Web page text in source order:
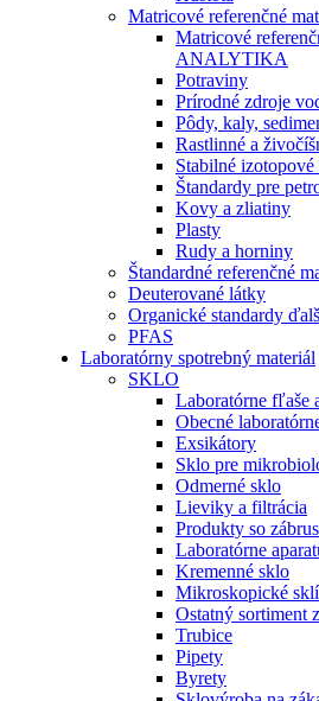
Matricové referenčné
Matricové
ANALYTIKA
Potraviny
Prírodné zdroje
Pôdy, kaly,
Rastlinné a
Stabilné izotopové
Štandardy pre
Kovy a zliatiny
Plasty
Rudy a horniny
Štandardné referenčné
Deuterované látky
Organické standardy
PFAS
Laboratórny spotrebný materiál
SKLO
Laboratórne fľaše
Obecné
Exsikátory
Sklo pre
Odmerné sklo
Lieviky a filtrácia
Produkty so
Laboratórne
Kremenné sklo
Mikroskopické
Ostatný sortiment
Trubice
Pipety
Byrety